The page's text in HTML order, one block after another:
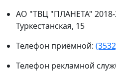
АО "ТВЦ "ПЛАНЕТА" 2018-
Туркестанская, 15
Телефон приёмной:
Телефон рекламной